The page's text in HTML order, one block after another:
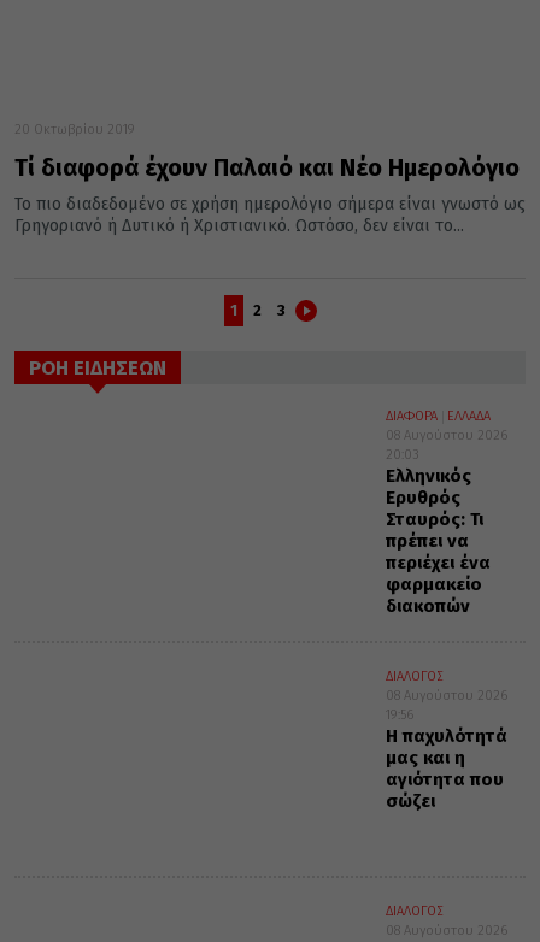
20 Οκτωβρίου 2019
Τί διαφορά έχουν Παλαιό και Νέο Ημερολόγιο
Το πιο διαδεδομένο σε χρήση ημερολόγιο σήμερα είναι γνωστό ως
Γρηγοριανό ή Δυτικό ή Χριστιανικό. Ωστόσο, δεν είναι το...
1 2 3
ΡΟΗ ΕΙΔΗΣΕΩΝ
ΔΙΑΦΟΡΑ
ΕΛΛΑΔΑ
08 Αυγούστου 2026
20:03
Ελληνικός
Ερυθρός
Σταυρός: Τι
πρέπει να
περιέχει ένα
φαρμακείο
διακοπών
ΔΙΑΛΟΓΟΣ
08 Αυγούστου 2026
19:56
Η παχυλότητά
μας και η
αγιότητα που
σώζει
ΔΙΑΛΟΓΟΣ
08 Αυγούστου 2026